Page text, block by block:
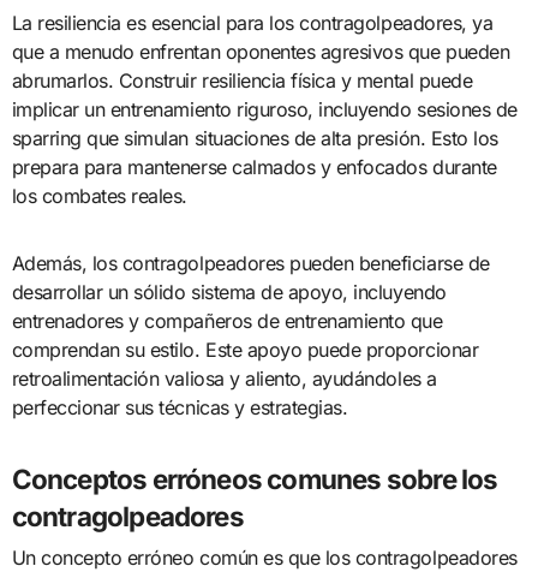
La resiliencia es esencial para los contragolpeadores, ya
que a menudo enfrentan oponentes agresivos que pueden
abrumarlos. Construir resiliencia física y mental puede
implicar un entrenamiento riguroso, incluyendo sesiones de
sparring que simulan situaciones de alta presión. Esto los
prepara para mantenerse calmados y enfocados durante
los combates reales.
Además, los contragolpeadores pueden beneficiarse de
desarrollar un sólido sistema de apoyo, incluyendo
entrenadores y compañeros de entrenamiento que
comprendan su estilo. Este apoyo puede proporcionar
retroalimentación valiosa y aliento, ayudándoles a
perfeccionar sus técnicas y estrategias.
Conceptos erróneos comunes sobre los
contragolpeadores
Un concepto erróneo común es que los contragolpeadores